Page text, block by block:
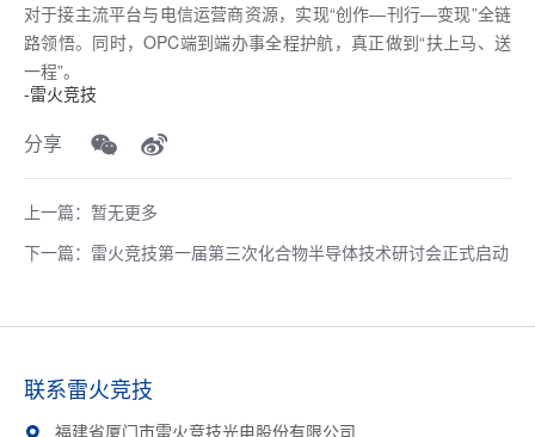
对于接主流平台与电信运营商资源，实现“创作—刊行—变现”全链
路领悟。同时，OPC端到端办事全程护航，真正做到“扶上马、送
一程”。
-雷火竞技
分享
上一篇：暂无更多
下一篇：雷火竞技第一届第三次化合物半导体技术研讨会正式启动
联系雷火竞技
福建省厦门市雷火竞技光电股份有限公司